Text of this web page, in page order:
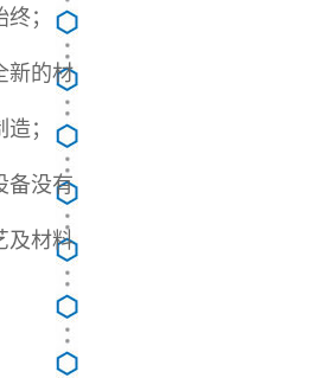
；
新的材
；
备没有
及材料